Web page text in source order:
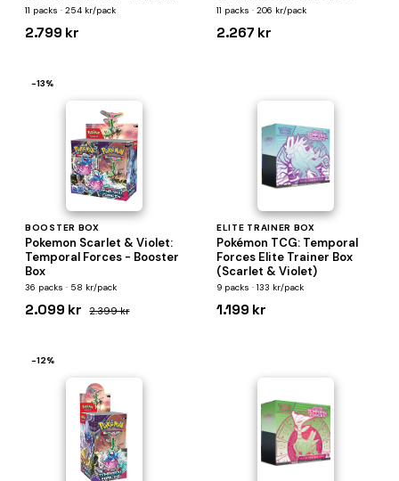
Wake
11 packs · 254 kr/pack
2.799 kr
11 packs · 206 kr/pack
2.267 kr
−13%
BOOSTER BOX
Pokemon Scarlet & Violet:
Temporal Forces - Booster
Box
36 packs · 58 kr/pack
2.099 kr 2.399 kr
ELITE TRAINER BOX
Pokémon TCG: Temporal
Forces Elite Trainer Box
(Scarlet & Violet)
9 packs · 133 kr/pack
1.199 kr
−12%